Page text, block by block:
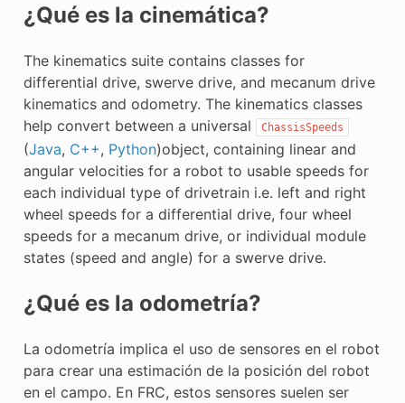
¿Qué es la cinemática?
The kinematics suite contains classes for
differential drive, swerve drive, and mecanum drive
kinematics and odometry. The kinematics classes
help convert between a universal
ChassisSpeeds
(Java, C++, Python)object, containing linear and
angular velocities for a robot to usable speeds for
each individual type of drivetrain i.e. left and right
wheel speeds for a differential drive, four wheel
speeds for a mecanum drive, or individual module
states (speed and angle) for a swerve drive.
¿Qué es la odometría?
La odometría implica el uso de sensores en el robot
para crear una estimación de la posición del robot
en el campo. En FRC, estos sensores suelen ser